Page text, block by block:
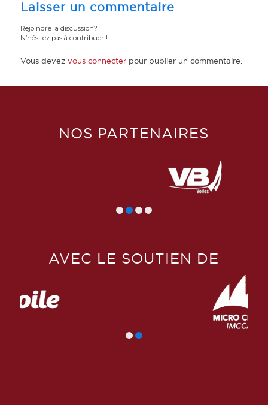
Laisser un commentaire
Rejoindre la discussion?
N’hésitez pas à contribuer !
Vous devez vous connecterpour publier un commentaire.
NOS PARTENAIRES
AVEC LE SOUTIEN DE